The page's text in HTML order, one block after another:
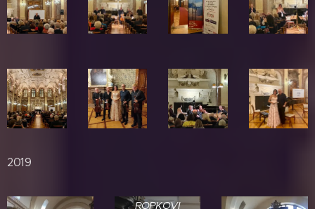
2019
ROPKOVI